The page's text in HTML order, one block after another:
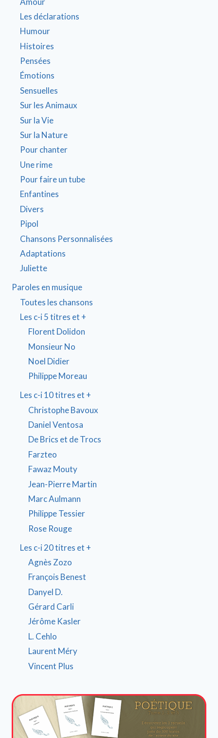
Les déclarations
Humour
Histoires
Pensées
Émotions
Sensuelles
Sur les Animaux
Sur la Vie
Sur la Nature
Pour chanter
Une rime
Pour faire un tube
Enfantines
Divers
Pipol
Chansons Personnalisées
Adaptations
Juliette
Paroles en musique
Toutes les chansons
Les c-i 5 titres et +
Florent Dolidon
Monsieur No
Noel Didier
Philippe Moreau
Les c-i 10 titres et +
Christophe Bavoux
Daniel Ventosa
De Brics et de Trocs
Farzteo
Fawaz Mouty
Jean-Pierre Martin
Marc Aulmann
Philippe Tessier
Rose Rouge
Les c-i 20 titres et +
Agnès Zozo
François Benest
Danyel D.
Gérard Carli
Jérôme Kasler
L. Cehlo
Laurent Méry
Vincent Plus